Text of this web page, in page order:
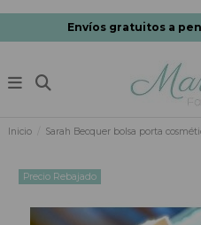
Envíos gratuitos a
Inicio Sarah Becquer bolsa porta
Precio Rebajado